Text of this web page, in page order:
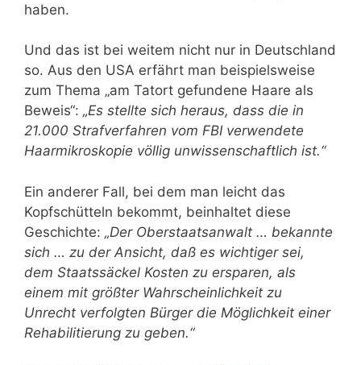
haben.
Und das ist bei weitem nicht nur in Deutschland
so. Aus den USA erfährt man beispielsweise
zum Thema „am Tatort gefundene Haare als
Beweis“: „Es stellte sich heraus, dass die in
21.000 Strafverfahren vom FBI verwendete
Haarmikroskopie völlig unwissenschaftlich ist.“
Ein anderer Fall, bei dem man leicht das
Kopfschütteln bekommt, beinhaltet diese
Geschichte: „Der Oberstaatsanwalt … bekannte
sich … zu der Ansicht, daß es wichtiger sei,
dem Staatssäckel Kosten zu ersparen, als
einem mit größter Wahrscheinlichkeit zu
Unrecht verfolgten Bürger die Möglichkeit einer
Rehabilitierung zu geben.“